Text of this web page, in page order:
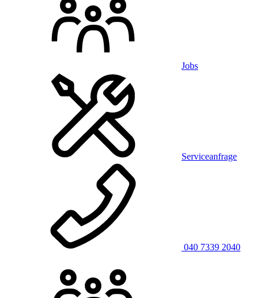
Jobs
Serviceanfrage
040 7339 2040